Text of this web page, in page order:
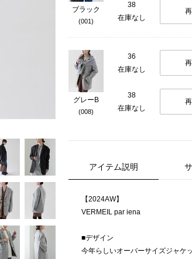
ブラック
(001)
38
在庫なし
グレーB
(008)
36
在庫なし
38
在庫なし
アイテム説明
【2024AW】
VERMEIL par iena
■デザイン
今年らしいオーバーサイズジャケッ